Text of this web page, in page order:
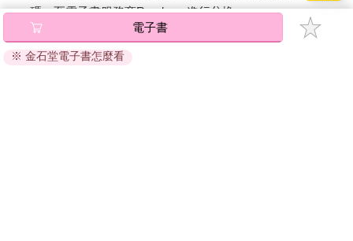
因為對方一口京都腔，而說到了「住在神戶的那段日子」；因為
對方體格很好，所以說到了「學生時代在游泳隊」的故事。
或許只是偶然，但這樣的偶然具有「共時性」。這正是「共時性
碼』至電子書服務商Readmoo進行兌換。
退換貨須知：
因版權保護，您在金石堂所購買的電子書僅能以金石堂專屬
電子書
※ 金石堂電子書怎麼看